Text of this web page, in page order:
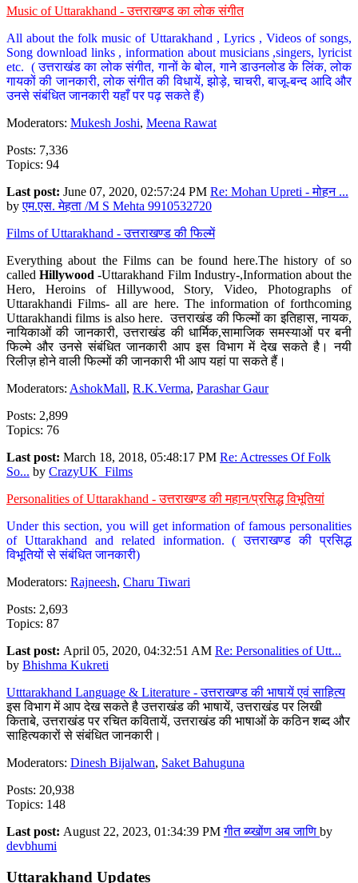
Music of Uttarakhand - उत्तराखण्ड का लोक संगीत
All about the folk music of Uttarakhand , Lyrics , Videos of songs,
Song download links , information about musicians ,singers, lyricist
etc. ( उत्तराखंड का लोक संगीत, गानों के बोल, गाने डाउनलोड के लिंक, लोक
गायकों की जानकारी, लोक संगीत की विधायें, झोड़े, चाचरी, बाजू-बन्द आदि और
उनसे संबंधित जानकारी यहाँ पर पढ़ सकते हैं)
Moderators: Mukesh Joshi, Meena Rawat
Posts: 7,336
Topics: 94
Last post: June 07, 2020, 02:57:24 PM Re: Mohan Upreti - मोहन ...
byएम.एस. मेहता /M S Mehta 9910532720
Films of Uttarakhand - उत्तराखण्ड की फिल्में
Everything about the Films can be found here.The history of so
calledHillywood-Uttarakhand Film Industry-,Information about the
Hero, Heroins of Hillywood, Story, Video, Photographs of
Uttarakhandi Films- all are here. The information of forthcoming
Uttarakhandi films is also here. उत्तराखंड की फिल्मों का इतिहास, नायक,
नायिकाओं की जानकारी, उत्तराखंड की धार्मिक,सामाजिक समस्याओं पर बनी
फिल्मे और उनसे संबंधित जानकारी आप इस विभाग में देख सकते है। नयी
रिलीज़ होने वाली फिल्मों की जानकारी भी आप यहां पा सकते हैं।
Moderators: AshokMall, R.K.Verma, Parashar Gaur
Posts: 2,899
Topics: 76
Last post: March 18, 2018, 05:48:17 PM Re: Actresses Of Folk
So... by CrazyUK_Films
Personalities of Uttarakhand - उत्तराखण्ड की महान/प्रसिद्ध विभूतियां
Under this section, you will get information of famous personalities
of Uttarakhand and related information. ( उत्तराखण्ड की प्रसिद्ध
विभूतियों से संबंधित जानकारी)
Moderators: Rajneesh, Charu Tiwari
Posts: 2,693
Topics: 87
Last post: April 05, 2020, 04:32:51 AM Re: Personalities of Utt...
by Bhishma Kukreti
Utttarakhand Language & Literature - उत्तराखण्ड की भाषायें एवं साहित्य
इस विभाग में आप देख सकते है उत्तराखंड की भाषायें, उत्तराखंड पर लिखी
किताबे, उत्तराखंड पर रचित कवितायें, उत्तराखंड की भाषाओं के कठिन शब्द और
साहित्यकारों से संबंधित जानकारी।
Moderators: Dinesh Bijalwan, Saket Bahuguna
Posts: 20,938
Topics: 148
Last post: August 22, 2023, 01:34:39 PMगीत ब्य्खोंण अब जाणि by
devbhumi
Uttarakhand Updates